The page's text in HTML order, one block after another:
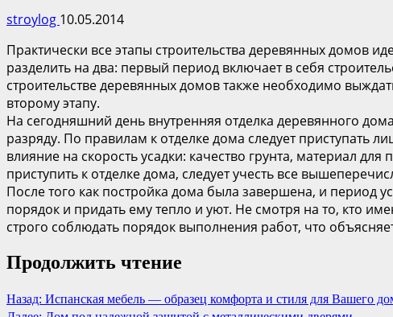
stroylog 10.05.2014
Практически все этапы строительства деревянных домов
разделить на два: первый период включает в себя
строительстве деревянных домов также необходимо
второму этапу.
На сегодняшний день внутренняя отделка деревянного
разряду. По правилам к отделке дома следует приступать
влияние на скорость усадки: качество грунта, материал
приступить к отделке дома, следует учесть все
После того как постройка дома была завершена, и период
порядок и придать ему тепло и уют. Не смотря на то, кто
строго соблюдать порядок выполнения работ, что
Продолжить чтение
Назад: Испанская мебель — образец комфорта и стиля для Вашего